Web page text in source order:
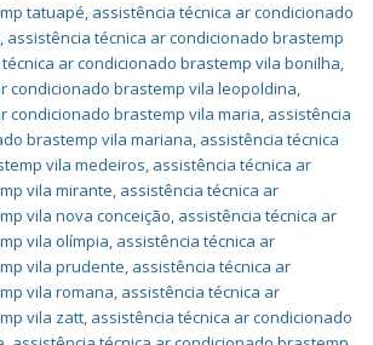
tatuapé, assistência técnica ar condicionado
, assistência técnica ar condicionado brastemp
ar condicionado brastemp vila bonilha,
condicionado brastemp vila leopoldina,
condicionado brastemp vila maria, assistência
brastemp vila mariana, assistência técnica
vila medeiros, assistência técnica ar
vila mirante, assistência técnica ar
vila nova conceição, assistência técnica ar
vila olímpia, assistência técnica ar
vila prudente, assistência técnica ar
vila romana, assistência técnica ar
vila zatt, assistência técnica ar condicionado